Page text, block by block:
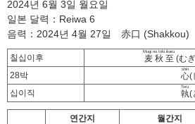
2024년 6월 3일 월요일
일본 달력：Reiwa 6
음력：2024년 4월 27일 赤口 (Shakkou)
칠십이후 麦秋至
Mugi no toki ikaru
(む
28박
心
shin
(
십이직
執
Toru
(
연간지 월간지